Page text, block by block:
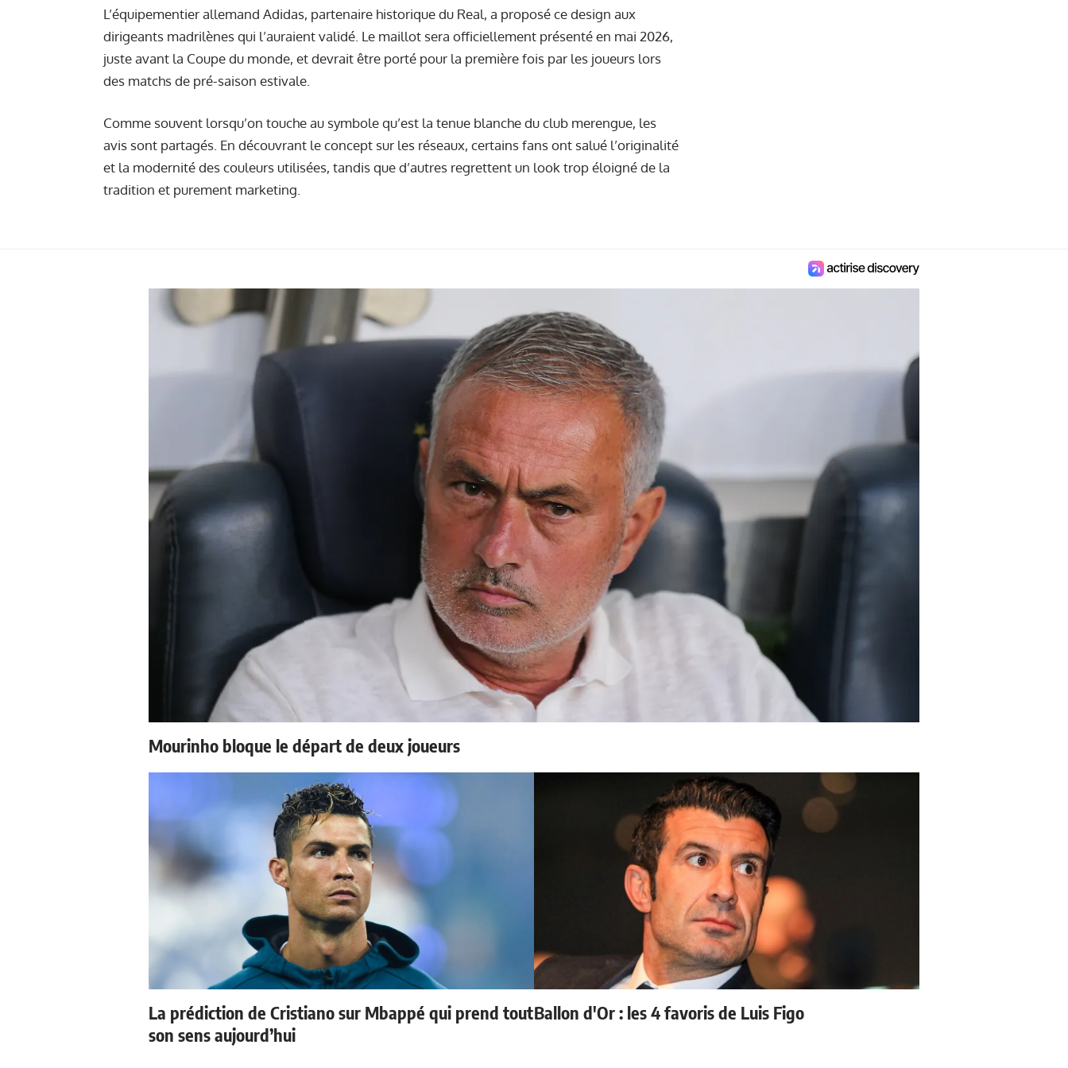
L’équipementier allemand Adidas, partenaire historique du Real, a proposé ce design aux
dirigeants madrilènes qui l’auraient validé. Le maillot sera officiellement présenté en mai 2026,
juste avant la Coupe du monde, et devrait être porté pour la première fois par les joueurs lors
des matchs de pré-saison estivale.
Comme souvent lorsqu’on touche au symbole qu’est la tenue blanche du club merengue, les
avis sont partagés. En découvrant le concept sur les réseaux, certains fans ont salué l’originalité
et la modernité des couleurs utilisées, tandis que d’autres regrettent un look trop éloigné de la
tradition et purement marketing.
Mourinho bloque le départ de deux joueurs
La prédiction de Cristiano sur Mbappé qui prend tout
son sens aujourd’hui
Ballon d'Or : les 4 favoris de Luis Figo